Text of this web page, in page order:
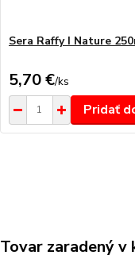
Sera Raffy I Nature
5,70 €/ks
Pridať
Tovar zaradený v